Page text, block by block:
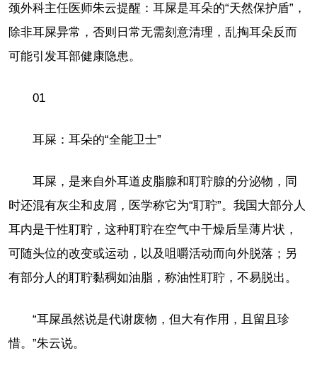
颈外科主任医师朱云提醒：耳屎是耳朵的“天然保护盾”，
除非耳屎异常，否则日常无需刻意清理，乱掏耳朵反而
可能引发耳部健康隐患。
01
耳屎：耳朵的“全能卫士”
耳屎，是来自外耳道皮脂腺和耵聍腺的分泌物，同
时还混有灰尘和皮屑，医学称它为“耵聍”。我国大部分人
耳内是干性耵聍，这种耵聍在空气中干燥后呈薄片状，
可随头位的改变或运动，以及咀嚼活动而向外脱落；另
有部分人的耵聍黏稠如油脂，称油性耵聍，不易脱出。
“耳屎虽然说是代谢废物，但大有作用，且留且珍
惜。”朱云说。